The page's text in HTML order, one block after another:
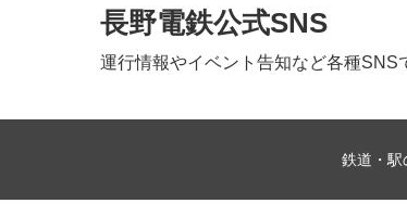
長野電鉄公式SNS
運行情報やイベント告知など各種SNS
鉄道・駅